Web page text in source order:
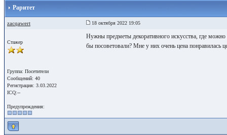
Раритет
zacqawert 18 октября 2022 19:05
Стажер
Группа: Посетители
Сообщений: 40
Регистрация: 3.03.2022
ICQ:--
Предупреждения:
Нужны предметы декоративного искусства, где можно
бы посоветовали? Мне у них очень цена понравилась